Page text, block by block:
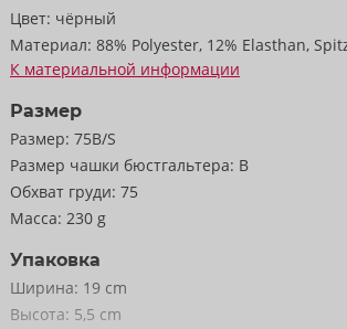
88% полиэстера, 12% эластана; тюль 100%
Поставляется без чулок.
Цвет: чёрный
Материал: 88% Polyester, 12% Elasthan,
К материальной информации
Размер
Размер: 75B/S
Размер чашки бюстгальтера: B
Обхват груди: 75
Масса: 230 g
Упаковка
Ширина: 19 cm
Высота: 5,5 cm